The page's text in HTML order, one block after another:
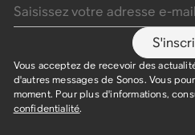
Vous acceptez de recevoir des
d'autres messages de Sonos. Vous
moment. Pour plus d'informations,
confidentialité.